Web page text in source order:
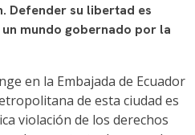
Defender su libertad es
mundo gobernado por la
en la Embajada de Ecuador
de esta ciudad es
violación de los derechos